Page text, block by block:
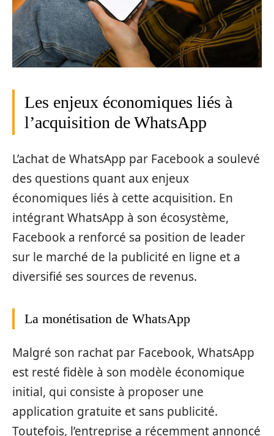
Les enjeux économiques liés à
l’acquisition de WhatsApp
L’achat de WhatsApp par Facebook a soulevé
des questions quant aux enjeux
économiques liés à cette acquisition. En
intégrant WhatsApp à son écosystème,
Facebook a renforcé sa position de leader
sur le marché de la publicité en ligne et a
diversifié ses sources de revenus.
La monétisation de WhatsApp
Malgré son rachat par Facebook, WhatsApp
est resté fidèle à son modèle économique
initial, qui consiste à proposer une
application gratuite et sans publicité.
Toutefois, l’entreprise a récemment annoncé